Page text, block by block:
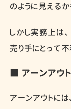
のように見える
しかし実務上は、
売り手にとって
■ アーンアウ
アーンアウトには